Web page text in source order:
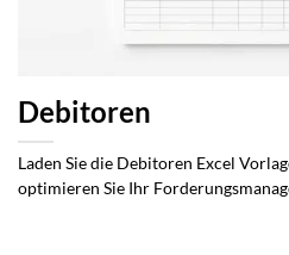
Debitoren
Laden Sie die Debitoren Excel
optimieren Sie Ihr